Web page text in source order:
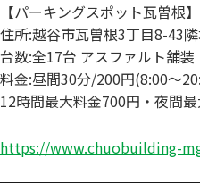
【パーキングスポット瓦曽根】
住所:越谷市瓦曽根3丁目8-43
台数:全17台 アスファルト舗装
料金:昼間30分/200円(8:00～
12時間最大料金700円・夜間
https://www.chuobuilding-